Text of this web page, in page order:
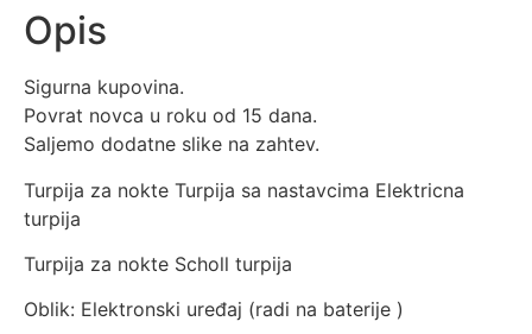
Opis
Sigurna kupovina.
Povrat novca u roku od 15 dana.
Saljemo dodatne slike na zahtev.
Turpija za nokte Turpija sa nastavcima Elektricna
turpija
Turpija za nokte Scholl turpija
Oblik: Elektronski uređaj (radi na baterije )